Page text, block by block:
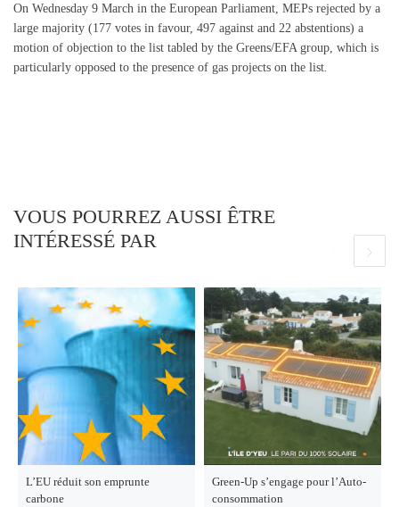
On Wednesday 9 March in the European Parliament, MEPs rejected by a
large majority (177 votes in favour, 497 against and 22 abstentions) a
motion of objection to the list tabled by the Greens/EFA group, which is
particularly opposed to the presence of gas projects on the list
VOUS POURREZ AUSSI ÊTRE
INTÉRESSÉ PAR
L’EU réduit son emprunte
carbone
Green-Up s’engage pour l’Auto-
consommation